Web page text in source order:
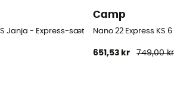
Janja - Express-sæt
Camp
Nano 22 Express KS
651,53 kr 749,00 kr